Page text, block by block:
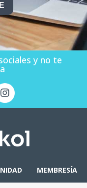
y no te
MEMBRESÍA